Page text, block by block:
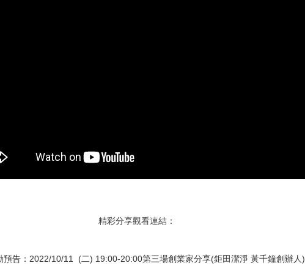
精彩分享觀看連結：
預告：2022/10/11 (二) 19:00-20:00第三場創業家分享(鉅田潔淨 黃千鐘創辦人)